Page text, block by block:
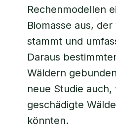
Rechenmodellen
Biomasse aus,
stammt und
Daraus
Wäldern
neue Studie
geschädigte
könnten.